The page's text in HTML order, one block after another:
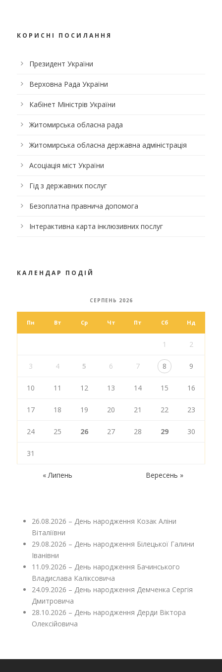
КОРИСНІ ПОСИЛАННЯ
Президент України
Верховна Рада України
Кабінет Міністрів України
Житомирська обласна рада
Житомирська обласна державна адміністрація
Асоціація міст України
Гід з державних послуг
Безоплатна правнича допомога
Інтерактивна карта інклюзивних послуг
КАЛЕНДАР ПОДІЙ
СЕРПЕНЬ 2026
Пн Вт Ср Чт Пт Сб Нд
1 2
3 4 5 6 7 8 9
10 11 12 13 14 15 16
17 18 19 20 21 22 23
24 25 26 27 28 29 30
31
« Липень Вересень »
26.08.2026 – День народження Козак Аліни
Віталіївни
29.08.2026 – День народження Білецької Галини
Іванівни
11.09.2026 – День народження Бачинського
Владислава Каліксовича
24.09.2026 – День народження Демченка Сергія
Дмитровича
28.10.2026 – День народження Дерди Віктора
Олексійовича